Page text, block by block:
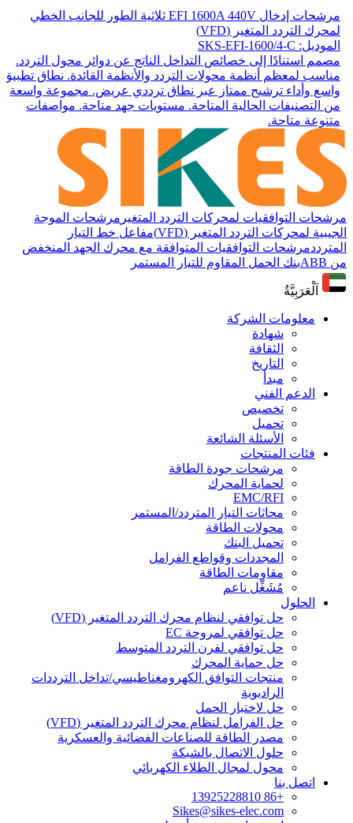
مرشحات إدخال EFI 1600A 440V ثلاثية الطور للجانب الخطي
لمحرك التردد المتغير (VFD)
الموديل: SKS-EFI-1600/4-C
مصمم استنادًا إلى خصائص التداخل الناتج عن دوائر محول التردد.
مناسب لمعظم أنظمة محولات التردد والأنظمة القائدة. نطاق تطبيق
واسع وأداء ترشيح ممتاز عبر نطاق ترددي عريض. مجموعة واسعة
من التصنيفات الحالية المتاحة. مستويات جهد متاحة. مواصفات
متنوعة متاحة.
مرشحات التوافقيات لمحركات التردد المتغير مرشحات الموجة
الجيبية لمحركات التردد المتغير (VFD)
مفاعل خط التيار
المترددمرشحات التوافقيات المتوافقة مع محرك الجهد المنخفض
من ABB
بنك الحمل المقاوم للتيار المستمر
اَلْعَرَبِيَّةُ
معلومات الشركة
شهادة
الثقافة
التاريخ
مبدأ
الدعم الفني
تخصيص
تحميل
الأسئلة الشائعة
فئات المنتجات
مرشحات جودة الطاقة
لحماية المحرك
EMC/RFI
محاثات التيار المتردد/المستمر
محولات الطاقة
تحميل البنك
المجددات وقواطع الفرامل
مقاومات الطاقة
مُشَغِّل ناعم
الحلول
حل توافقي لنظام محرك التردد المتغير (VFD)
حل توافقي لمروحة EC
حل توافقي لفرن التردد المتوسط
حل حماية المحرك
منتجات التوافق الكهرومغناطيسي/تداخل الترددات
الراديوية
حل لاختبار الحمل
حل الفرامل لنظام محرك التردد المتغير (VFD)
مصدر الطاقة للصناعات الفضائية والعسكرية
حلول الاتصال بالشبكة
محول لمجال الطلاء الكهربائي
اتصل بنا
+86 13925228810
Sikes@sikes-elec.com